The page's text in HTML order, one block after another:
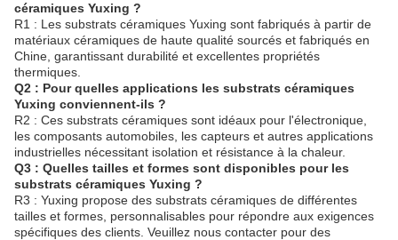
céramiques Yuxing ?
R1 : Les substrats céramiques Yuxing sont fabriqués à partir de
matériaux céramiques de haute qualité sourcés et fabriqués en
Chine, garantissant durabilité et excellentes propriétés
thermiques.
Q2 : Pour quelles applications les substrats céramiques
Yuxing conviennent-ils ?
R2 : Ces substrats céramiques sont idéaux pour l'électronique,
les composants automobiles, les capteurs et autres applications
industrielles nécessitant isolation et résistance à la chaleur.
Q3 : Quelles tailles et formes sont disponibles pour les
substrats céramiques Yuxing ?
R3 : Yuxing propose des substrats céramiques de différentes
tailles et formes, personnalisables pour répondre aux exigences
spécifiques des clients. Veuillez nous contacter pour des